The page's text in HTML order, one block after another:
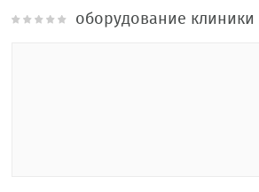
оборудование клиники